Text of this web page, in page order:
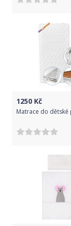
1250 Kč